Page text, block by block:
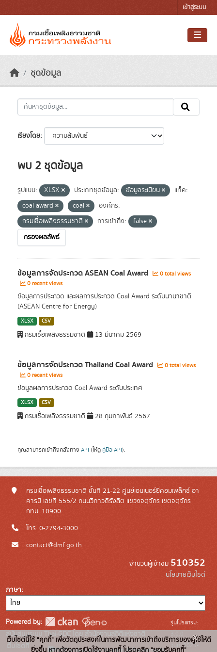
เข้าสู่ระบบ
ชุดข้อมูล
เรียงโดย
พบ 2 ชุดข้อมูล
รูปแบบ: XLSX ประเภทชุดข้อมูล: ข้อมูลระเบียน
แท็ค:
coal award
coal
องค์กร:
กรมเชื้อเพลิงธรรมชาติ
การเข้าถึง:
false
กรองผลลัพธ์
ข้อมูลการจัดประกวด ASEAN Coal Award
0 total views
0 recent views
ข้อมูลการประกวด และผลการประกวด Coal Award ระดับนานาชาติ
(ASEAN Centre for Energy)
XLSX CSV
กรมเชื้อเพลิงธรรมชาติ 13 มีนาคม 2569
ข้อมูลการจัดประกวด Thailand Coal Award
0 total views
0 recent views
ข้อมูลผลการประกวด Coal Award ระดับประเทศ
XLSX CSV
กรมเชื้อเพลิงธรรมชาติ 28 กุมภาพันธ์ 2567
คุณสามารถเข้าถึงคลังทาง API (ให้ดู คู่มือ API).
กรมเชื้อเพลิงธรรมชาติ ชั้นที่ 21-22 ศูนย์เอนเนอร์ยี่คอมเพล็กซ์ อา
คารบี เลขที่ 555/2 ถนนวิภาวดีรังสิต แขวงจตุจักร เขตจตุจักร
กทม. 10900
โทร. 0-2794-3000
contact@dmf.go.th
จำนวนผู้เข้าชม 510352
นโยบายเว็บไซต์
ภาษา
Powered by:
สนับสนุนระบบ Thai-GDC โดย สำนักงานสถิติแห่งชาติ
รุ่นโปรแกรม:
วันที่: 2025-
เว็บไซต์นี้ใช้ "คุกกี้" เพื่อวัตถุประสงค์ในการพัฒนาการเข้าถึงบริการของผู้ใช้ให้ดี
ยิ่งขึ้น หากต้องการเปิดใช้งานคุกกี้ โปรดคลิก "ยอมรับคุกกี้"
x